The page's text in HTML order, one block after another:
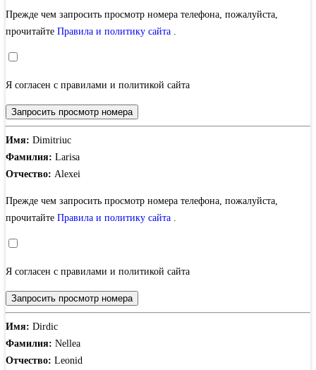
Прежде чем запросить просмотр номера телефона, пожалуйста,
прочитайте Правила и политику сайта .
Я согласен с правилами и политикой сайта
Запросить просмотр номера
Имя: Dimitriuc
Фамилия: Larisa
Отчество: Alexei
Прежде чем запросить просмотр номера телефона, пожалуйста,
прочитайте Правила и политику сайта .
Я согласен с правилами и политикой сайта
Запросить просмотр номера
Имя: Dirdic
Фамилия: Nellea
Отчество: Leonid